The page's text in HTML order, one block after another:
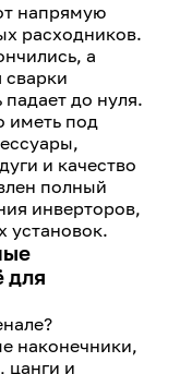
напрямую
расходников.
а
сварки
до нуля.
иметь под
и качество
полный
инверторов,
установок.
для
наконечники,
цанги и